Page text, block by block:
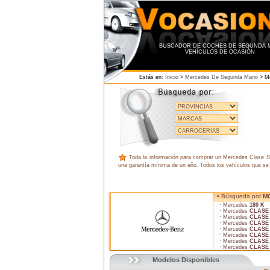
BUSCADOR DE COCHES DE SEGUNDA
VEHÍCULOS DE OCASIÓN
Estás en: Inicio > Mercedes De Segunda Mano >
Toda la información para comprar un Mercedes Clase
una garantía mínima de un año. Todos los vehículos que
• Búsqueda por
· Mercedes 180 K
· Mercedes CLASE
· Mercedes CLASE
· Mercedes CLASE
· Mercedes CLASE
· Mercedes
· Mercedes CLASE
· Mercedes CLASE
Modelos Disponibles